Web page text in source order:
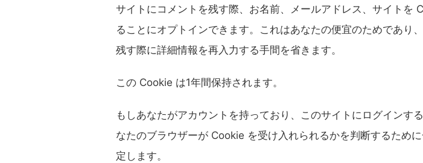
サイトにコメントを残す際、お名前、メールアドレス、サイトを
ることにオプトインできます。これはあなたの便宜のためであり
残す際に詳細情報を再入力する手間を省きます。
この Cookie は1年間保持されます。
もしあなたがアカウントを持っており、このサイトにログインす
なたのブラウザーが Cookie を受け入れられるかを判断するため
定します。